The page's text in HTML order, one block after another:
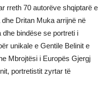
rreth 70 autorëve shqiptarë e
Dritan Muka arrijnë në
bindëse se portreti i
unikale e Gentile Belinit e
Mbrojtësi i Europës Gjergj
portretistit zyrtar të